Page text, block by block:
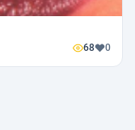
68 0